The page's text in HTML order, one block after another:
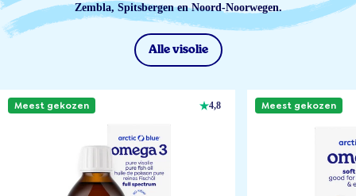
Zembla, Spitsbergen en Noord-Noorwegen.
Alle visolie
Meest gekozen 4,8 Meest gekozen